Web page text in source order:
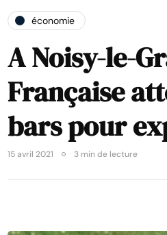
économie
A Noisy-le-
Française
bars pour
15 avril 2021 3 min de lecture